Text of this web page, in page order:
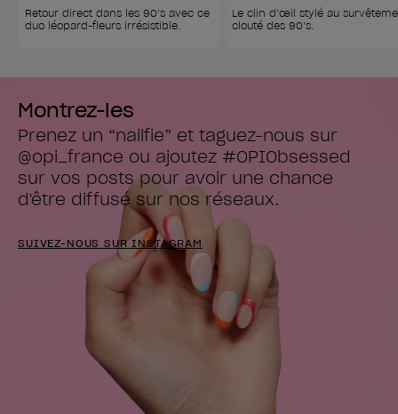
Retour direct dans les 90’s avec ce
duo léopard-fleurs irrésistible.
Le clin d’œil stylé au
clouté des 90’s.
Montrez-les
Prenez un “nailfie” et taguez-nous sur
@opi_france ou ajoutez #OPIObsessed
sur vos posts pour avoir une chance
d'être diffusé sur nos réseaux.
SUIVEZ-NOUS SUR INSTAGRAM